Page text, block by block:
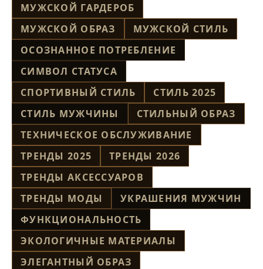
МУЖСКОЙ ГАРДЕРОБ
МУЖСКОЙ ОБРАЗ
МУЖСКОЙ СТИЛЬ
ОСОЗНАННОЕ ПОТРЕБЛЕНИЕ
СИМВОЛ СТАТУСА
СПОРТИВНЫЙ СТИЛЬ
СТИЛЬ 2025
СТИЛЬ МУЖЧИНЫ
СТИЛЬНЫЙ ОБРАЗ
ТЕХНИЧЕСКОЕ ОБСЛУЖИВАНИЕ
ТРЕНДЫ 2025
ТРЕНДЫ 2026
ТРЕНДЫ АКСЕССУАРОВ
ТРЕНДЫ МОДЫ
УКРАШЕНИЯ МУЖЧИН
ФУНКЦИОНАЛЬНОСТЬ
ЭКОЛОГИЧНЫЕ МАТЕРИАЛЫ
ЭЛЕГАНТНЫЙ ОБРАЗ